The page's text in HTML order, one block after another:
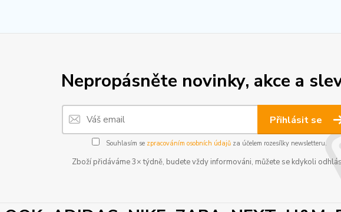
Nepropásněte novinky, akce a
Přihlásit se
Souhlasím se zpracováním osobních údajůza účelem rozesílky newsletteru.
Zboží přidáváme 3× týdně, budete vždy informováni, můžete se kdykoli